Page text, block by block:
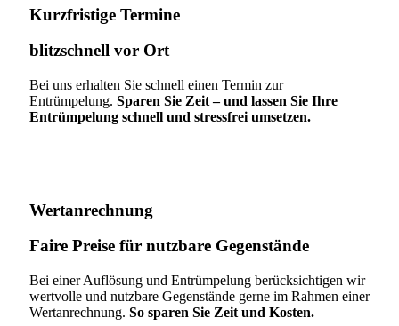
Kurzfristige Termine​
blitzschnell vor Ort
Bei uns erhalten Sie schnell einen Termin zur
Entrümpelung. Sparen Sie Zeit – und lassen Sie Ihre
Entrümpelung schnell und stressfrei umsetzen.
Wertanrechnung
Faire Preise für nutzbare Gegenstände
Bei einer Auflösung und Entrümpelung berücksichtigen wir
wertvolle und nutzbare Gegenstände gerne im Rahmen einer
Wertanrechnung. So sparen Sie Zeit und Kosten.